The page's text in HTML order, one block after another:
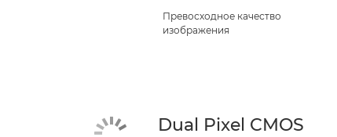
Превосходное качество
изображения
Dual Pixel CMOS